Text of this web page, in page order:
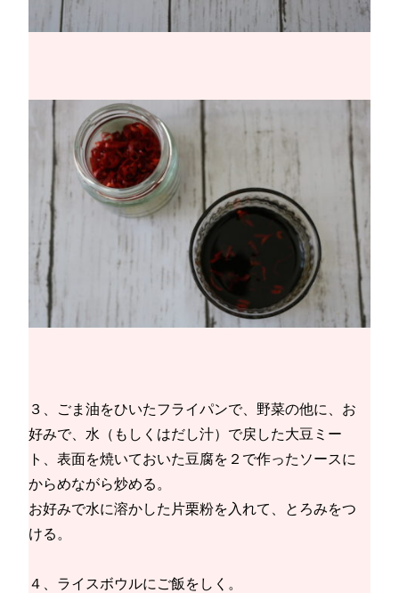
３、ごま油をひいたフライパンで、野菜の他に、お
好みで、水（もしくはだし汁）で戻した大豆ミー
ト、表面を焼いておいた豆腐を２で作ったソースに
からめながら炒める。
お好みで水に溶かした片栗粉を入れて、とろみをつ
ける。
４、ライスボウルにご飯をしく。